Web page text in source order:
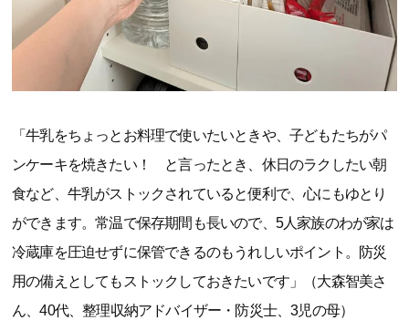
「牛乳をちょっとお料理で使いたいときや、子どもたちがパ
ンケーキを焼きたい！ と言ったとき、休日のラクしたい朝
食など、牛乳がストックされていると便利で、心にもゆとり
ができます。常温で保存期間も長いので、5人家族のわが家は
冷蔵庫を圧迫せずに保管できるのもうれしいポイント。防災
用の備えとしてもストックしておきたいです」（大森智美さ
ん、40代、整理収納アドバイザー・防災士、3児の母）